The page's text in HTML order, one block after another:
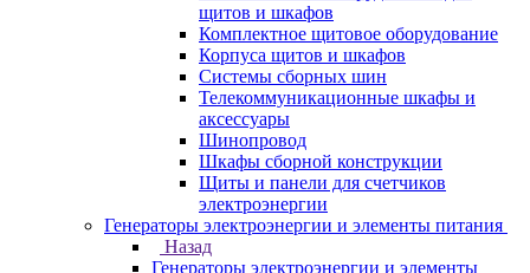
щитов и шкафов
Комплектное щитовое оборудование
Корпуса щитов и шкафов
Системы сборных шин
Телекоммуникационные шкафы и
аксессуары
Шинопровод
Шкафы сборной конструкции
Щиты и панели для счетчиков
электроэнергии
Генераторы электроэнергии и элементы питания
Назад
Генераторы электроэнергии и элементы